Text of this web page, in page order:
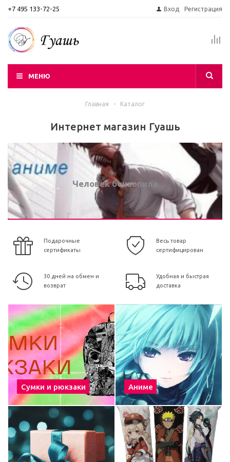
+7 495 133-72-25 Вход Регистрация
МЕНЮ
Главная - Каталог
Интернет магазин Гуашь
Человек бензопила
Подарочные
сертификаты
Весь товар
сертифицирован
30 дней на обмен и
возврат
Удобная и быстрая
доставка
Сумки и рюкзаки Аниме